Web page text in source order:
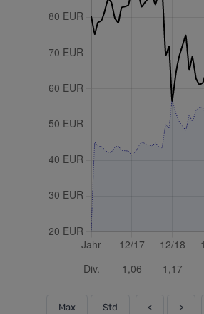
Max Std < >